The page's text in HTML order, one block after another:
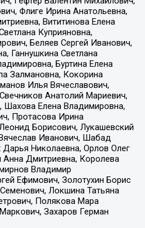
Флиге Ирина Анатольевна,
Вититинова Елена
Куприяновна,
Беляев Сергей Иванович,
Ганнушкина Светлана
Буртина Елена
Залмановна, Кокорина
Илья Вячеславович,
Анатолий Мариевич,
Елена Владимировна,
Протасова Ирина
Борисович, Лукашевский
Иванович, Шабад
Николаевна, Орлов Олег
Дмитриевна, Королева
Владимир
Ефимович, Золотухин Борис
Локшина Татьяна
Полякова Мара
Захаров Герман